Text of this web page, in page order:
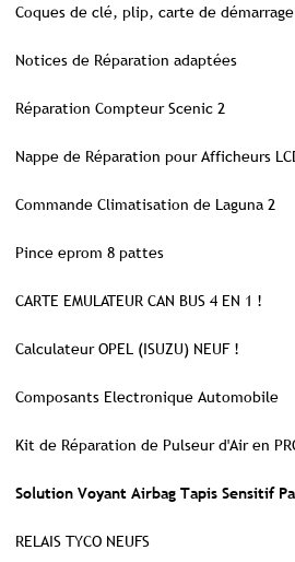
Coques de clé, plip, carte de démarrage
Notices de Réparation adaptées
Réparation Compteur Scenic 2
Nappe de Réparation pour Afficheurs
Commande Climatisation de Laguna 2
Pince eprom 8 pattes
CARTE EMULATEUR CAN BUS 4 EN 1 !
Calculateur OPEL (ISUZU) NEUF !
Composants Electronique Automobile
Kit de Réparation de Pulseur d'Air en
Solution Voyant Airbag Tapis Sensitif
RELAIS TYCO NEUFS